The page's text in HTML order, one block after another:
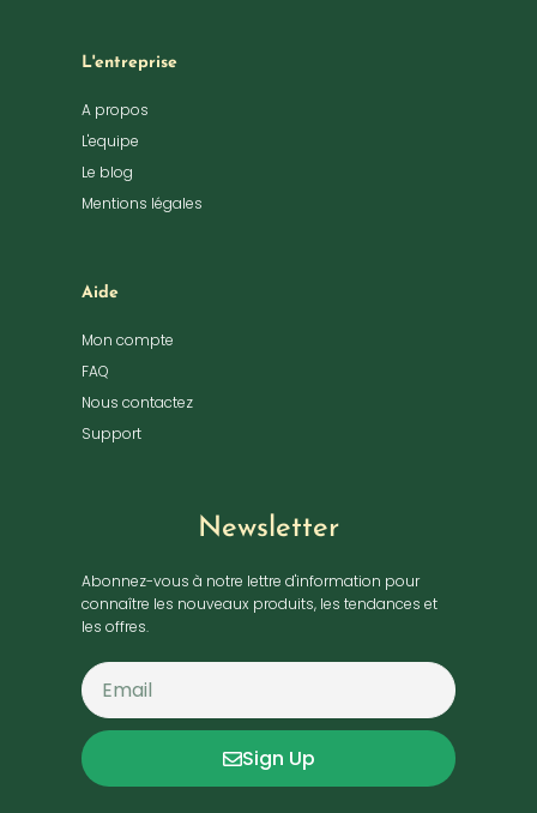
L'entreprise
A propos
L'equipe
Le blog
Mentions légales
Aide
Mon compte
FAQ
Nous contactez
Support
Newsletter
Abonnez-vous à notre lettre d'information pour
connaître les nouveaux produits, les tendances et
les offres.
Sign Up